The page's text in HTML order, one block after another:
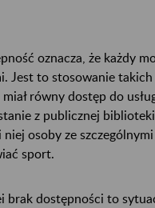
oznacza, że każdy
Jest to stosowanie
miał równy dostęp do
z publicznej
niej osoby ze
sport.
brak dostępności to